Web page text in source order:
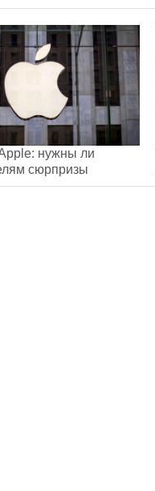
нужны ли
сюрпризы